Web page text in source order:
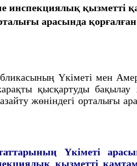
қызметтi
арасында
Үкiметi мен
қысқартуды
жөнiндегi орталығы
Yкiметi
қызметтi